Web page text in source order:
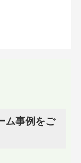
ム事例をご